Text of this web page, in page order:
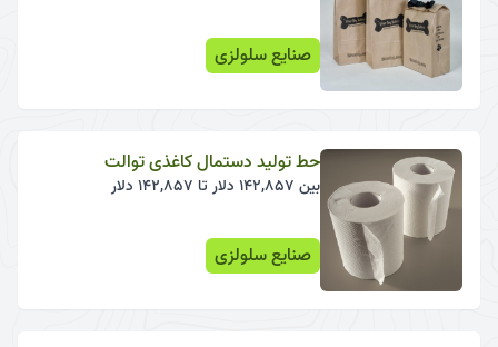
صنایع سلولزی
حط تولید دستمال کاغذی توالت
بین 142,857 دلار تا 142,857 دلار
صنایع سلولزی